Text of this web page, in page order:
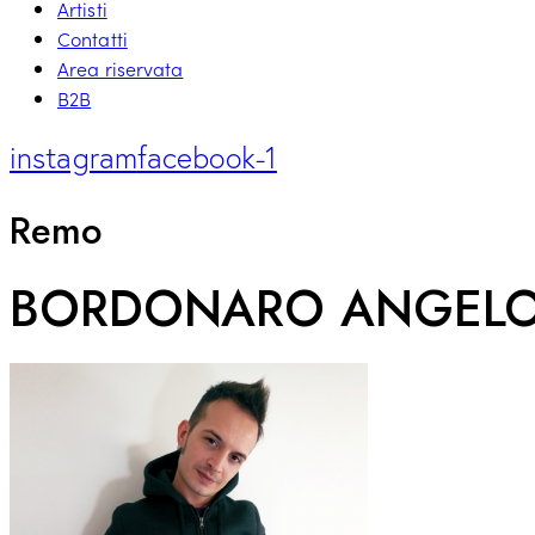
Artisti
Contatti
Area riservata
B2B
instagramfacebook-1
Remo
BORDONARO